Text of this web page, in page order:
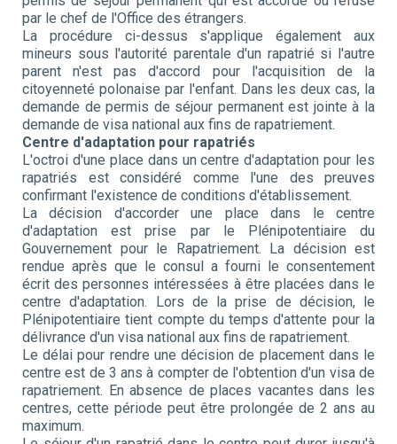
par le chef de l'Office des étrangers.
La procédure ci-dessus s'applique également aux
mineurs sous l'autorité parentale d'un rapatrié si l'autre
parent n'est pas d'accord pour l'acquisition de la
citoyenneté polonaise par l'enfant. Dans les deux cas, la
demande de permis de séjour permanent est jointe à la
demande de visa national aux fins de rapatriement.
Centre d'adaptation pour rapatriés
L'octroi d'une place dans un centre d'adaptation pour les
rapatriés est considéré comme l'une des preuves
confirmant l'existence de conditions d'établissement.
La décision d'accorder une place dans le centre
d'adaptation est prise par le Plénipotentiaire du
Gouvernement pour le Rapatriement. La décision est
rendue après que le consul a fourni le consentement
écrit des personnes intéressées à être placées dans le
centre d'adaptation. Lors de la prise de décision, le
Plénipotentiaire tient compte du temps d'attente pour la
délivrance d'un visa national aux fins de rapatriement.
Le délai pour rendre une décision de placement dans le
centre est de 3 ans à compter de l'obtention d'un visa de
rapatriement. En absence de places vacantes dans les
centres, cette période peut être prolongée de 2 ans au
maximum.